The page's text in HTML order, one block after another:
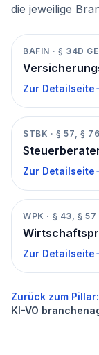
die jeweilige
BAFIN · § 34D
Zur Detailseite
STBK ·§ 57, §
Zur Detailseite
WPK · § 43, § 57
Zur Detailseite
Zurück zum
KI-VO